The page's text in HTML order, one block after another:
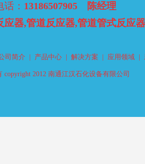
： 13186507905 陈经理
应器,管道反应器,管道管式反应器
司简介 产品中心 解决方案 应用领域
copyright 2012 南通江汉石化设备有限公